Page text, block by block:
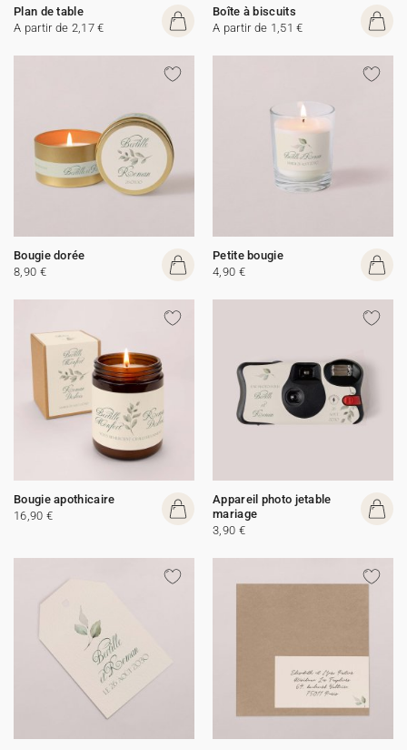
Plan de table
A partir de 2,17 €
Boîte à biscuits
A partir de 1,51 €
Bougie dorée
8,90 €
Petite bougie
4,90 €
Bougie apothicaire
16,90 €
Appareil photo jetable
mariage
3,90 €